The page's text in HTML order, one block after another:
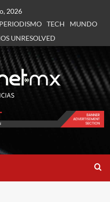
2026
PERIODISMO TECH
MUNDO
UNRESOLVED